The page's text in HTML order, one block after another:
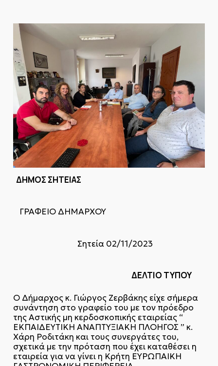
ΔΗΜΟΣ ΣΗΤΕΙΑΣ
ΓΡΑΦΕΙΟ ΔΗΜΑΡΧΟΥ
Σητεία 02/11/2023
ΔΕΛΤΙΟ ΤΥΠΟΥ
Ο Δήμαρχος κ. Γιώργος Ζερβάκης είχε σήμερα
συνάντηση στο γραφείο του με τον πρόεδρο
της Αστικής μη κερδοσκοπικής εταιρείας “
ΕΚΠΑΙΔΕΥΤΙΚΗ ΑΝΑΠΤΥΞΙΑΚΗ ΠΛΟΗΓΟΣ ” κ.
Χάρη Ροδιτάκη και τους συνεργάτες του,
σχετικά με την πρόταση που έχει καταθέσει η
εταιρεία για να γίνει η Κρήτη EYPΩΠAIKH